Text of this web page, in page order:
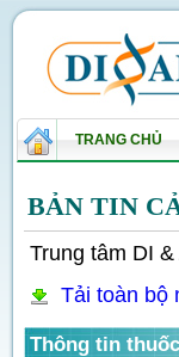
TRANG CHỦ
BẢN TIN
Trung tâm DI
Tải toàn bộ
Thông tin thuốc